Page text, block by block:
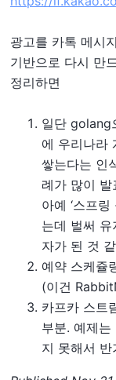
광고를 카톡 메시
기반으로 다시 만
정리하면
일단 golang
에 우리나라
쌓는다는 인
례가 많이
아예 ‘스프
는데 벌써
자가 된 것
예약 스케쥴
(이건
카프카 스트
부분. 예제
지 못해서 반